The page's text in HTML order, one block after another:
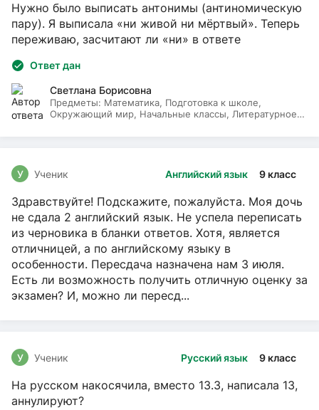
Нужно было выписать антонимы (антиномическую
пару). Я выписала «ни живой ни мёртвый». Теперь
переживаю, засчитают ли «ни» в ответе
Ответ дан
Светлана Борисовна
Предметы: Математика, Подготовка к школе,
Окружающий мир, Начальные классы, Литературное
Английский язык 9 класс
У Ученик
Здравствуйте! Подскажите, пожалуйста. Моя дочь
не сдала 2 английский язык. Не успела переписать
из черновика в бланки ответов. Хотя, является
отличницей, а по английскому языку в
особенности. Пересдача назначена нам 3 июля.
Есть ли возможность получить отличную оценку за
экзамен? И, можно ли пересд...
Русский язык 9 класс
У Ученик
На русском накосячила, вместо 13.3, написала 13,
аннулируют?